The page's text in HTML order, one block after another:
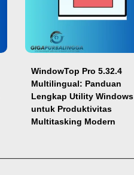
WindowTop Pro 5.32.4
Multilingual: Panduan
Lengkap Utility Windows
untuk Produktivitas
Multitasking Modern